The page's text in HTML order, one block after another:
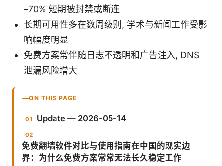
–70% 短期被封禁或断连
长期可用性多在数周级别, 学术与新闻工作受影
响幅度明显
免费方案常伴随日志不透明和广告注入, DNS
泄漏风险增大
ON THIS PAGE
Update — 2026-05-14
免费翻墙软件对比与使用指南在中国的现实边
界：为什么免费方案常常无法长久稳定工作